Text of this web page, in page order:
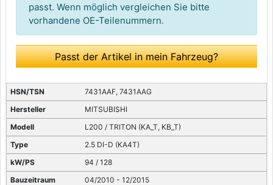
passt. Wenn möglich vergleichen Sie bitte
vorhandene OE-Teilenummern.
Passt der Artikel in mein Fahrzeug?
7431AAF, 7431AAG
MITSUBISHI
L200 / TRITON (KA_T, KB_T)
2.5 DI-D (KA4T)
94 / 128
04/2010 - 12/2015